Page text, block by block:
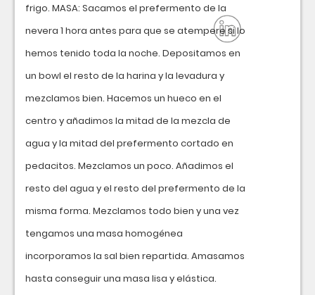
frigo. MASA: Sacamos el prefermento de la
nevera 1 hora antes para que se atempere si lo
hemos tenido toda la noche. Depositamos en
un bowl el resto de la harina y la levadura y
mezclamos bien. Hacemos un hueco en el
centro y añadimos la mitad de la mezcla de
agua y la mitad del prefermento cortado en
pedacitos. Mezclamos un poco. Añadimos el
resto del agua y el resto del prefermento de la
misma forma. Mezclamos todo bien y una vez
tengamos una masa homogénea
incorporamos la sal bien repartida. Amasamos
hasta conseguir una masa lisa y elástica.